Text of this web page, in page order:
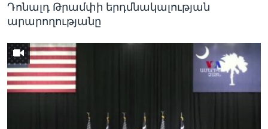
Դոնալդ Թրամփի երդմնակալության
արարողությանը